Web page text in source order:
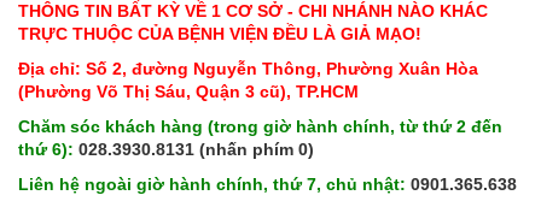
THÔNG TIN BẤT KỲ VỀ 1 CƠ SỞ - CHI NHÁNH NÀO KHÁC
TRỰC THUỘC CỦA BỆNH VIỆN ĐỀU LÀ GIẢ MẠO!
Địa chỉ: Số 2, đường Nguyễn Thông, Phường Xuân Hòa
(Phường Võ Thị Sáu, Quận 3 cũ), TP.HCM
Chăm sóc khách hàng (trong giờ hành chính, từ thứ 2 đến
thứ 6): 028.3930.8131 (nhấn phím 0)
Liên hệ ngoài giờ hành chính, thứ 7, chủ nhật: 0901.365.638